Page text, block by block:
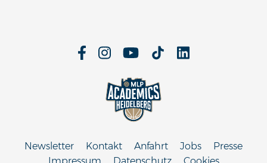
Newsletter Kontakt Anfahrt Jobs
Presse